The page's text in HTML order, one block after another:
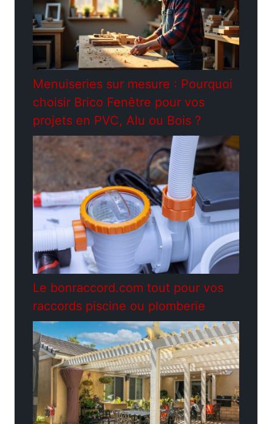
Menuiseries sur mesure : Pourquoi
choisir Brico Fenêtre pour vos
projets en PVC, Alu ou Bois ?
Le bonraccord.com tout pour vos
raccords piscine ou plomberie